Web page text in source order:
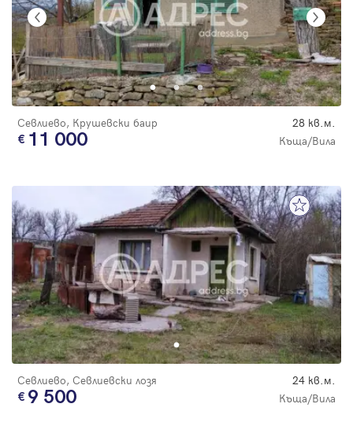
Севлиево, Крушевски баир 28 кв.м.
11 000 Къща/Вила
Севлиево, Севлиевски лозя 24 кв.м.
9 500 Къща/Вила